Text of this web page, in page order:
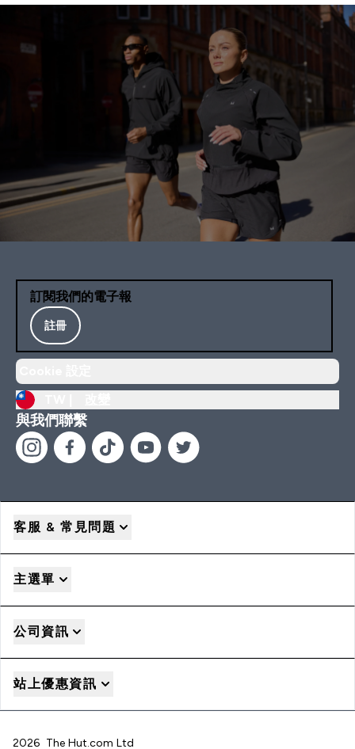
訂閱我們的電子報
註冊
與我們聯繫
客服 & 常見問題
主選單
公司資訊
站上優惠資訊
2026 The Hut.com Ltd